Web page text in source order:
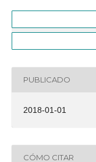
PUBLICADO
2018-01-01
CÓMO CITAR